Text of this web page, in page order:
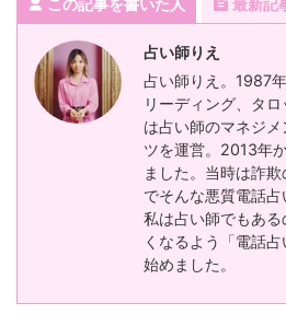
この記事を書いた人 最新記
占い師りえ
占い師りえ。1987
リーディング、タ
は占い師のマネジ
ツを運営。2013年
ました。当時は詐
でそんな悪質電話占
私は占い師でもあ
くなるよう「電話
始めました。